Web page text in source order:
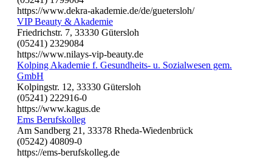
https://www.dekra-akademie.de/de/guetersloh/
VIP Beauty & Akademie
Friedrichstr. 7, 33330 Gütersloh
(05241) 2329084
https://www.nilays-vip-beauty.de
Kolping Akademie f. Gesundheits- u. Sozialwesen gem.
GmbH
Kolpingstr. 12, 33330 Gütersloh
(05241) 222916-0
https://www.kagus.de
Ems Berufskolleg
Am Sandberg 21, 33378 Rheda-Wiedenbrück
(05242) 40809-0
https://ems-berufskolleg.de